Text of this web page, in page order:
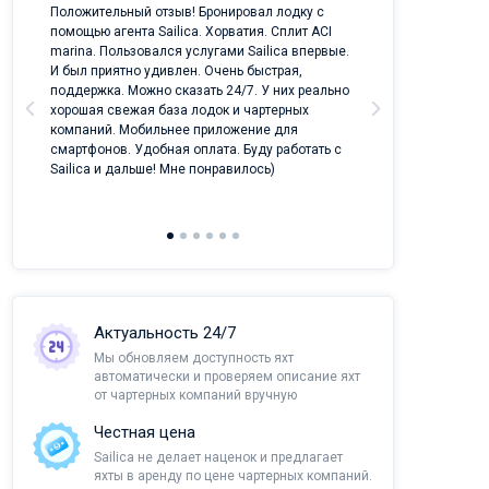
Положительный отзыв! Бронировал лодку с
помощью агента Sailica. Хорватия. Сплит ACI
marina. Пользовался услугами Sailica впервые.
И был приятно удивлен. Очень быстрая,
поддержка. Можно сказать 24/7. У них реально
хорошая свежая база лодок и чартерных
компаний. Мобильнее приложение для
смартфонов. Удобная оплата. Буду работать с
Sailica и дальше! Мне понравилось)
Актуальность 24/7
Мы обновляем доступность яхт
автоматически и проверяем описание яхт
от чартерных компаний вручную
Честная цена
Sailica не делает наценок и предлагает
яхты в аренду по цене чартерных компаний.